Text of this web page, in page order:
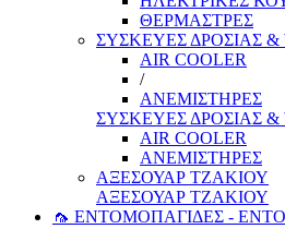
ΘΕΡΜΑΣΤΡΕΣ
ΣΥΣΚΕΥΕΣ ΔΡΟΣΙΑΣ
AIR COOLER
/
ΑΝΕΜΙΣΤΗΡΕΣ
ΣΥΣΚΕΥΕΣ ΔΡΟΣΙΑΣ
AIR COOLER
ΑΝΕΜΙΣΤΗΡΕΣ
ΑΞΕΣΟΥΑΡ ΤΖΑΚΙΟΥ
ΑΞΕΣΟΥΑΡ ΤΖΑΚΙΟΥ
🦟 ΕΝΤΟΜΟΠΑΓΙΔΕΣ -